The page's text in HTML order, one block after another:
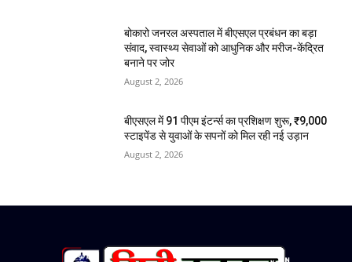
बोकारो जनरल अस्पताल में बीएसएल प्रबंधन का बड़ा
संवाद, स्वास्थ्य सेवाओं को आधुनिक और मरीज-केंद्रित
बनाने पर जोर
August 2, 2026
बीएसएल में 91 पीएम इंटर्न्स का प्रशिक्षण शुरू, ₹9,000
स्टाइपेंड से युवाओं के सपनों को मिल रही नई उड़ान
August 2, 2026